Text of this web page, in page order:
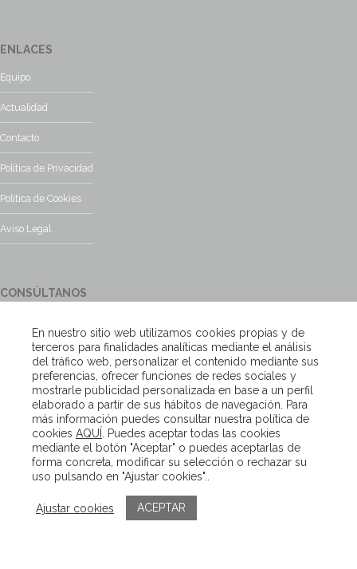
ENLACES
Equipo
Actualidad
Contacto
Política de Privacidad
Política de Cookies
Aviso Legal
CONSÚLTANOS
encantados
Escríbenos
Copyright – Van Beveren 2020
En nuestro sitio web utilizamos cookies propias y de
terceros para finalidades analíticas mediante el análisis
del tráfico web, personalizar el contenido mediante sus
preferencias, ofrecer funciones de redes sociales y
mostrarle publicidad personalizada en base a un perfil
elaborado a partir de sus hábitos de navegación. Para
más información puedes consultar nuestra política de
cookies AQUÍ
. Puedes aceptar todas las cookies
mediante el botón "Aceptar" o puedes aceptarlas de
forma concreta, modificar su selección o rechazar su
uso pulsando en "Ajustar cookies"..
Ajustar cookies ACEPTAR